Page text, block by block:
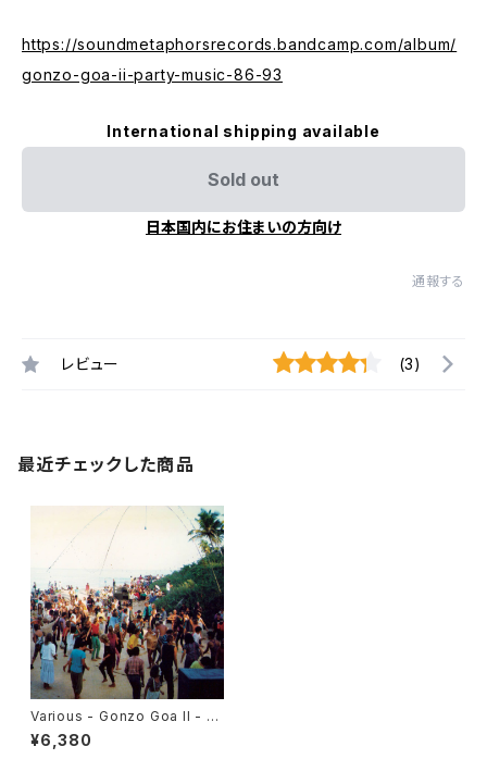
https://soundmetaphorsrecords.bandcamp.com/album/
gonzo-goa-ii-party-music-86-93
International shipping available
Sold out
日本国内にお住まいの方向け
通報する
レビュー (3)
最近チェックした商品
Various - Gonzo Goa II - P
arty Music '86-'93 "2LP"
¥6,380